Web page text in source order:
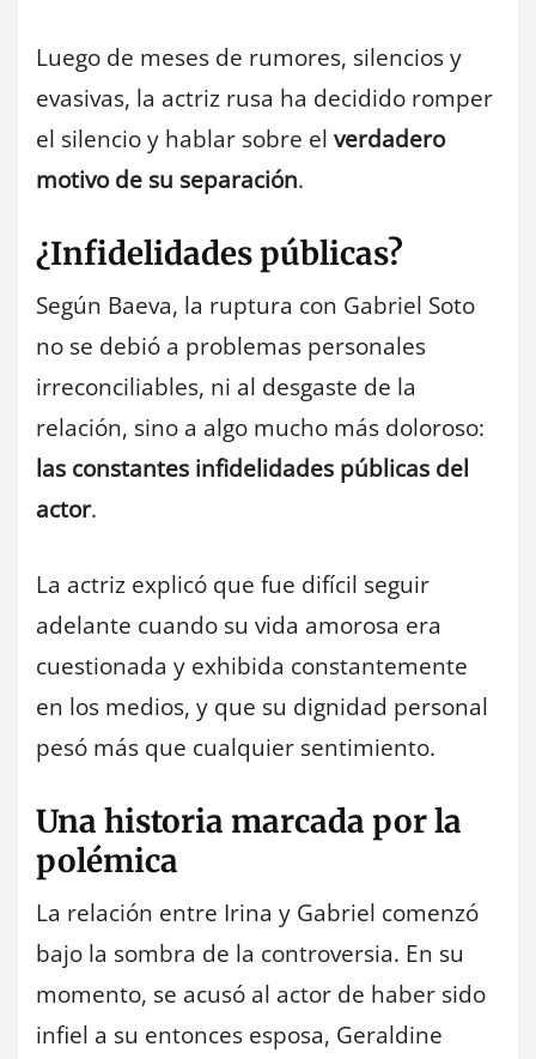
Luego de meses de rumores, silencios y
evasivas, la actriz rusa ha decidido romper
el silencio y hablar sobre el verdadero
motivo de su separación.
¿Infidelidades públicas?
Según Baeva, la ruptura con Gabriel Soto
no se debió a problemas personales
irreconciliables, ni al desgaste de la
relación, sino a algo mucho más doloroso:
las constantes infidelidades públicas del
actor.
La actriz explicó que fue difícil seguir
adelante cuando su vida amorosa era
cuestionada y exhibida constantemente
en los medios, y que su dignidad personal
pesó más que cualquier sentimiento.
Una historia marcada por la
polémica
La relación entre Irina y Gabriel comenzó
bajo la sombra de la controversia. En su
momento, se acusó al actor de haber sido
infiel a su entonces esposa, Geraldine